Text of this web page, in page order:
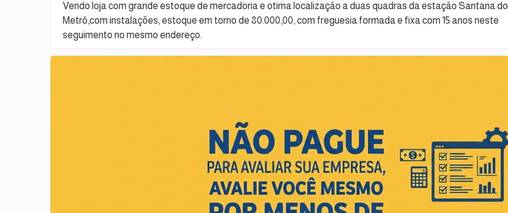
Vendo loja com grande estoque de mercadoria e otima localização a duas quadras da estação Santana do
Metrô,com instalações, estoque em torno de 80.000,00, com freguesia formada e fixa com 15 anos neste
seguimento no mesmo endereço.